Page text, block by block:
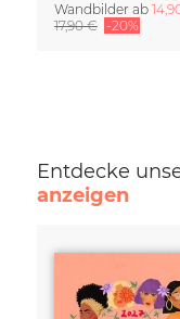
Wandbilder ab
17,90 € -20%
Entdecke
anzeigen